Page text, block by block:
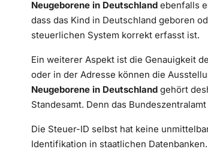
Neugeborene in Deutschland ebenfalls
dass das Kind in Deutschland geboren
steuerlichen System korrekt erfasst ist.
Ein weiterer Aspekt ist die Genauigkeit
oder in der Adresse können die
Neugeborene in Deutschland gehört
Standesamt. Denn das
Die Steuer-ID selbst hat keine
Identifikation in staatlichen